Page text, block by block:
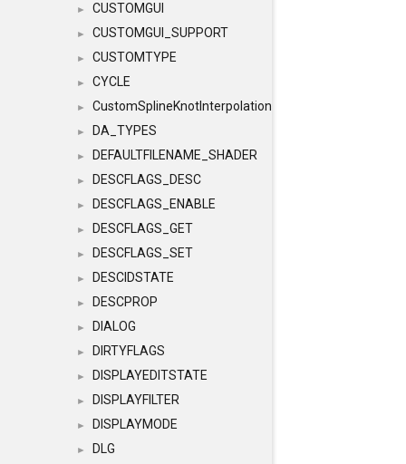
► CUSTOMGUI
► CUSTOMGUI_SUPPORT
► CUSTOMTYPE
► CYCLE
► CustomSplineKnotInterpolation
► DA_TYPES
► DEFAULTFILENAME_SHADER
► DESCFLAGS_DESC
► DESCFLAGS_ENABLE
► DESCFLAGS_GET
► DESCFLAGS_SET
► DESCIDSTATE
► DESCPROP
► DIALOG
► DIRTYFLAGS
► DISPLAYEDITSTATE
► DISPLAYFILTER
► DISPLAYMODE
► DLG